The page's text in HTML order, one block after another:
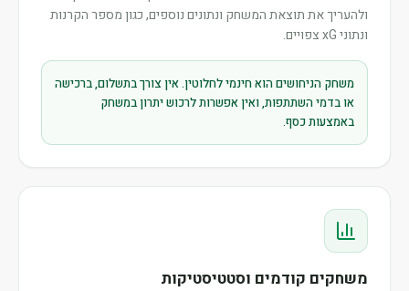
ולהעריך את תוצאת המשחק ונתונים נוספים, כגון מספר הקרנות
ונתוני xG צפויים.
משחק הניחושים הוא חינמי לחלוטין. אין צורך בתשלום, ברכישה
או בדמי השתתפות, ואין אפשרות לרכוש יתרון במשחק
באמצעות כסף.
משחקים קודמים וסטטיסטיקות